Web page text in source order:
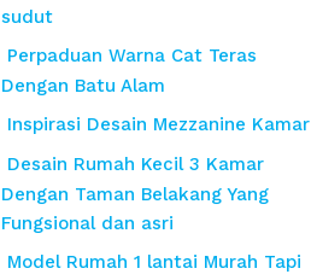
sudut
Perpaduan Warna Cat Teras
Dengan Batu Alam
Inspirasi Desain Mezzanine Kamar
Desain Rumah Kecil 3 Kamar
Dengan Taman Belakang Yang
Fungsional dan asri
Model Rumah 1 lantai Murah Tapi